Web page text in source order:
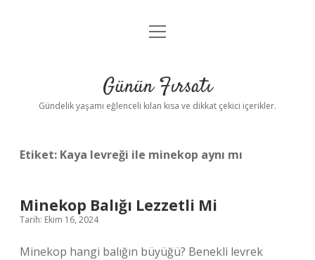
Anasayfa
Yasal Uyarı
menüyü
Günün Fırsatı
Gündelik yaşamı eğlenceli kılan kısa ve dikkat çekici içerikler.
Etiket: Kaya levreği ile minekop aynı mı
Minekop Balığı Lezzetli Mi
Tarih: Ekim 16, 2024
Minekop hangi balığın büyüğü? Benekli levrek